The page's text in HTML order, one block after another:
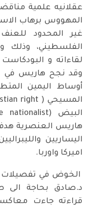
عقلانيه علمية
المهووس برهاب
غير المحدود
الفلسطيني، وذلك
لقاءاته و البودكاست
وقد نجح هاريس
أوساط اليمين
هاريس العنصرية
اليساريين
اميركا واوربا.
الخوض في تفصيلات
د.صادق بحاجة الى
قراءته جاءت